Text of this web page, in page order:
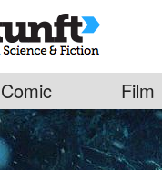
Comic Film